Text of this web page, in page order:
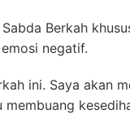
Berkah
negatif.
ini. Saya akan
membuang